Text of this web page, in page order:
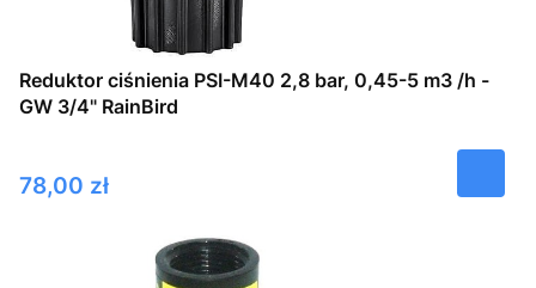
Reduktor ciśnienia PSI-M40 2,8 bar, 0,45-5 m3 /h -
GW 3/4" RainBird
Cena
78,00 zł